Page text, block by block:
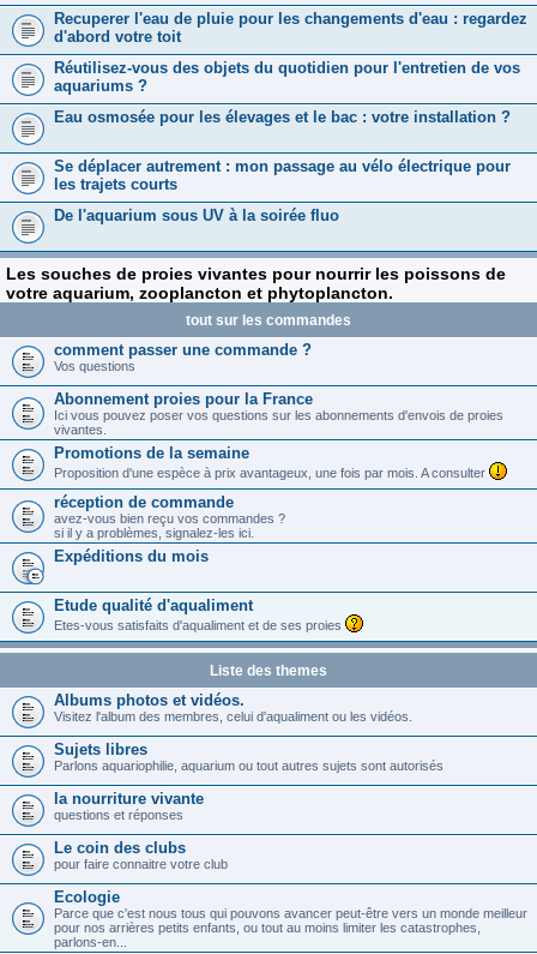
Recuperer l'eau de pluie pour les changements d'eau : regardez
d'abord votre toit
Réutilisez-vous des objets du quotidien pour l'entretien de vos
aquariums ?
Eau osmosée pour les élevages et le bac : votre installation ?
Se déplacer autrement : mon passage au vélo électrique pour
les trajets courts
De l'aquarium sous UV à la soirée fluo
Les souches de proies vivantes pour nourrir les poissons de
votre aquarium, zooplancton et phytoplancton.
tout sur les commandes
comment passer une commande ?
Vos questions
Abonnement proies pour la France
Ici vous pouvez poser vos questions sur les abonnements d'envois de proies
vivantes.
Promotions de la semaine
Proposition d'une espèce à prix avantageux, une fois par mois. A consulter
réception de commande
avez-vous bien reçu vos commandes ?
si il y a problèmes, signalez-les ici.
Expéditions du mois
Etude qualité d'aqualiment
Etes-vous satisfaits d'aqualiment et de ses proies
Liste des themes
Albums photos et vidéos.
Visitez l'album des membres, celui d'aqualiment ou les vidéos.
Sujets libres
Parlons aquariophilie, aquarium ou tout autres sujets sont autorisés
la nourriture vivante
questions et réponses
Le coin des clubs
pour faire connaitre votre club
Ecologie
Parce que c'est nous tous qui pouvons avancer peut-être vers un monde meilleur
pour nos arrières petits enfants, ou tout au moins limiter les catastrophes,
parlons-en...